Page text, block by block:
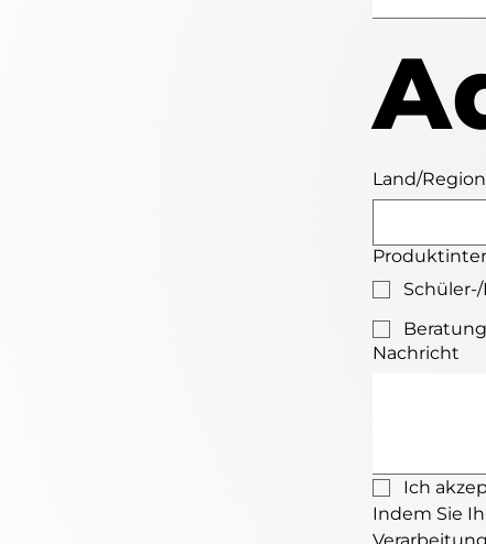
Land/Region
Nachricht
Ich
Indem Sie